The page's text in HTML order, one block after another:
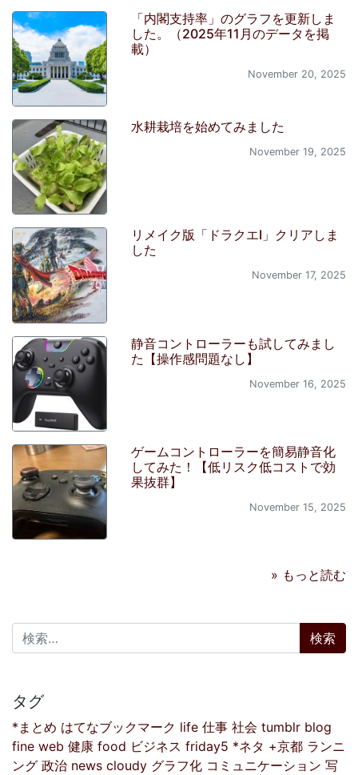
「内閣支持率」のグラフを更新しま
した。（2025年11月のデータを掲
載）
November 20, 2025
水耕栽培を始めてみました
November 19, 2025
リメイク版「ドラクエI」クリアしま
した
November 17, 2025
静音コントローラーも試してみまし
た【操作感問題なし】
November 16, 2025
ゲームコントローラーを簡易静音化
してみた！【低リスク低コストで効
果抜群】
November 15, 2025
» もっと読む
検索:
タグ
*まとめ はてなブックマーク life 仕事 社会 tumblr blog
fine web 健康 food ビジネス friday5 *ネタ +京都 ランニ
ング 政治 news cloudy グラフ化 コミュニケーション 写